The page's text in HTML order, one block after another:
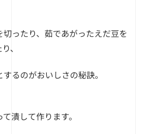
ったり、茹であがったえだ豆を
、
るのがおいしさの秘訣。
潰して作ります。